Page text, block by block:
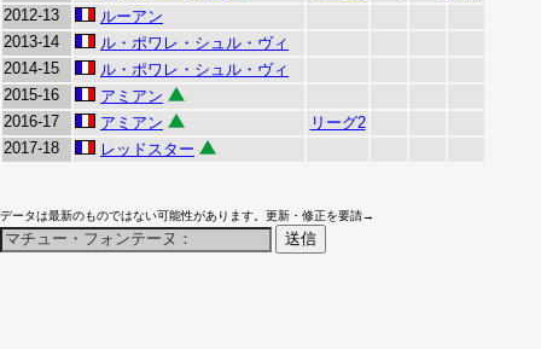
2012-13
ルーアン
2013-14
ル・ポワレ・シュル・ヴィ
2014-15
ル・ポワレ・シュル・ヴィ
2015-16
アミアン
2016-17
アミアン
リーグ2
2017-18
レッドスター
データは最新のものではない可能性があります。更新・修正を要請→